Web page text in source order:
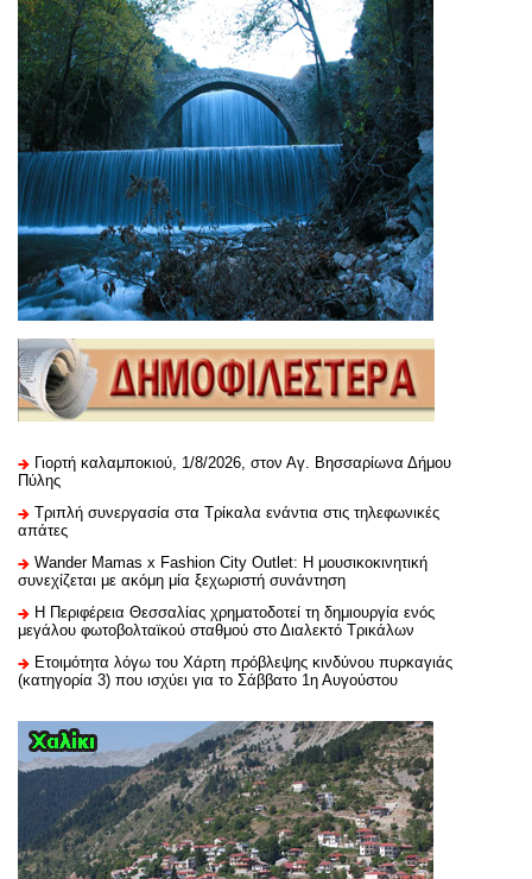
Γιορτή καλαμποκιού, 1/8/2026, στον Αγ. Βησσαρίωνα Δήμου
Πύλης
Τριπλή συνεργασία στα Τρίκαλα ενάντια στις τηλεφωνικές
απάτες
Wander Mamas x Fashion City Outlet: Η μουσικοκινητική
συνεχίζεται με ακόμη μία ξεχωριστή συνάντηση
H Περιφέρεια Θεσσαλίας χρηματοδοτεί τη δημιουργία ενός
μεγάλου φωτοβολταϊκού σταθμού στο Διαλεκτό Τρικάλων
Ετοιμότητα λόγω του Χάρτη πρόβλεψης κινδύνου πυρκαγιάς
(κατηγορία 3) που ισχύει για το Σάββατο 1η Αυγούστου